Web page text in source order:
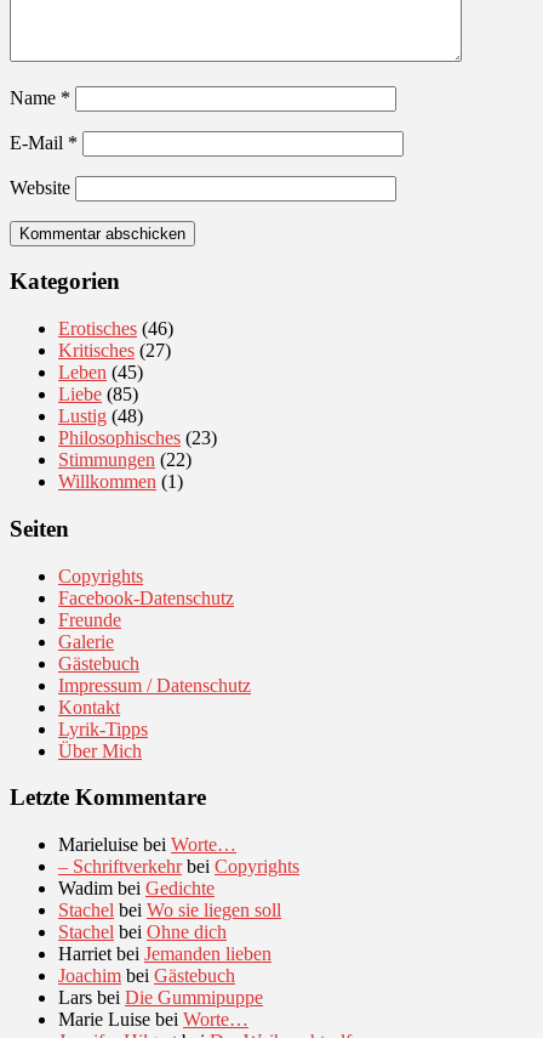
Name *
E-Mail *
Website
Kategorien
Erotisches (46)
Kritisches (27)
Leben (45)
Liebe (85)
Lustig (48)
Philosophisches (23)
Stimmungen (22)
Willkommen (1)
Seiten
Copyrights
Facebook-Datenschutz
Freunde
Galerie
Gästebuch
Impressum / Datenschutz
Kontakt
Lyrik-Tipps
Über Mich
Letzte Kommentare
Marieluise bei Worte…
– Schriftverkehrbei Copyrights
Wadim bei Gedichte
Stachel bei Wo sie liegen soll
Stachel bei Ohne dich
Harriet bei Jemanden lieben
Joachim bei Gästebuch
Lars bei Die Gummipuppe
Marie Luise bei Worte…